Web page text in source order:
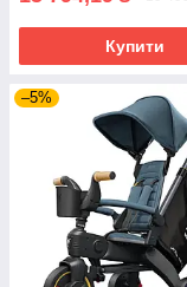
Купити
–5%